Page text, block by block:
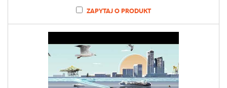
ZAPYTAJ O PRODUKT